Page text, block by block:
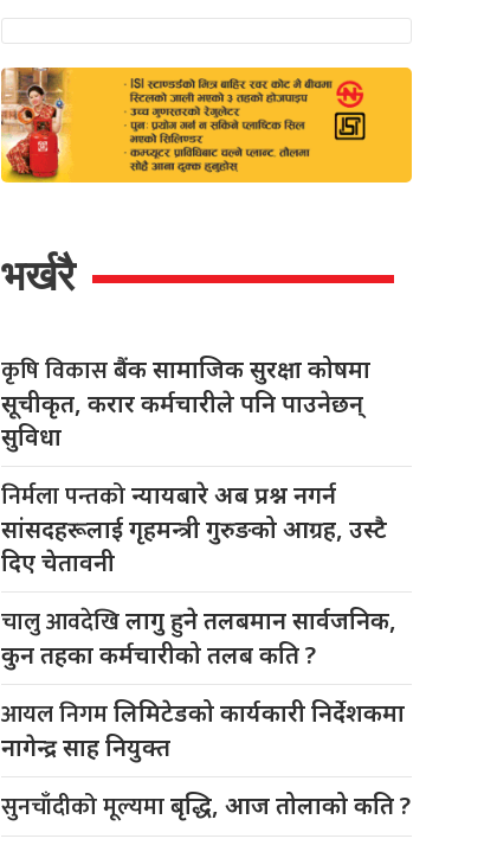
भर्खरै
कृषि विकासबैंक सामाजिक सुरक्षा कोषमा
सूचीकृत, करार कर्मचारीले पनि पाउनेछन्
सुविधा
निर्मला पन्तकोन्यायबारे अब प्रश्न नगर्न
सांसदहरूलाई गृहमन्त्री गुरुङको आग्रह, उस्टै
दिए चेतावनी
चालु आवदेखिलागु हुने तलबमान सार्वजनिक,
कुन तहका कर्मचारीको तलब कति ?
आयल निगमलिमिटेडको कार्यकारी निर्देशकमा
नागेन्द्र साह नियुक्त
सुनचाँदीको मूल्यमाबृद्धि, आज तोलाको कति ?